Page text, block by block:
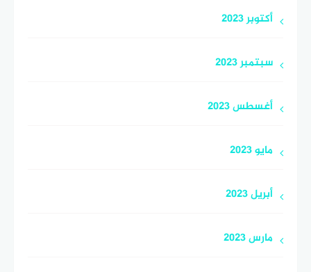
أكتوبر 2023
سبتمبر 2023
أغسطس 2023
مايو 2023
أبريل 2023
مارس 2023